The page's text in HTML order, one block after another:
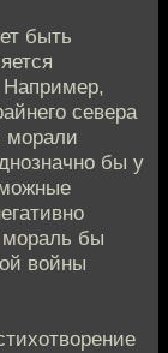
быть
Например,
севера
морали
бы у
мораль бы
войны